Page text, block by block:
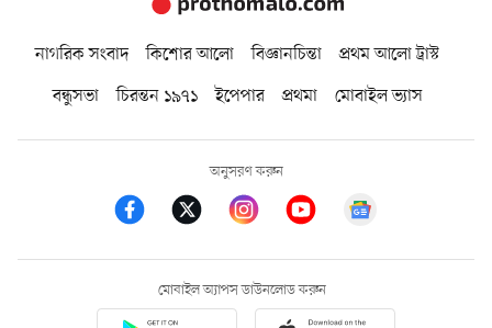
নাগরিক সংবাদ কিশোর আলো বিজ্ঞানচিন্তা
প্রথম আলো ট্রাস্ট
বন্ধুসভা
চিরন্তন ১৯৭১ ইপেপার প্রথমা মোবাইল ভ্যাস
অনুসরণ করুন
মোবাইল অ্যাপস ডাউনলোড করুন